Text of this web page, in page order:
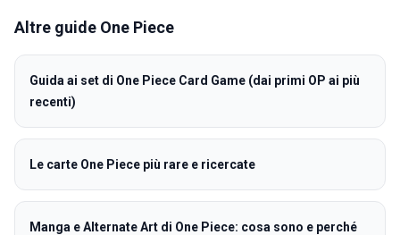
Altre guide One Piece
Guida ai set di One Piece Card Game (dai primi OP ai più
recenti)
Le carte One Piece più rare e ricercate
Manga e Alternate Art di One Piece: cosa sono e perché